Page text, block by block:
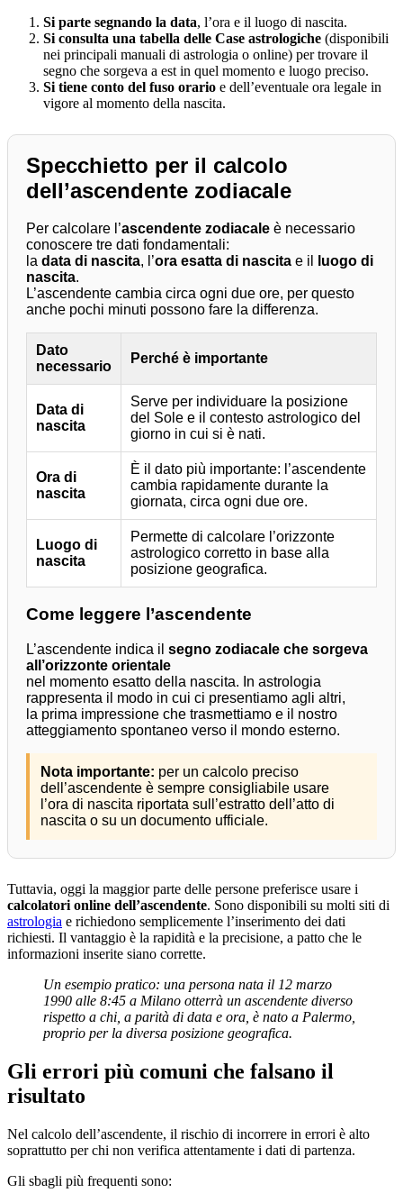
Si parte segnando la data, l’ora e il luogo di nascita.
Si consulta una tabella delle Case astrologiche (disponibili
nei principali manuali di astrologia o online) per trovare il
segno che sorgeva a est in quel momento e luogo preciso.
Si tiene conto del fuso orario e dell’eventuale ora legale in
vigore al momento della nascita.
Specchietto per il calcolo
dell’ascendente zodiacale
Per calcolare l’ascendente zodiacale è necessario
conoscere tre dati fondamentali:
la data di nascita, l’ora esatta di nascita e il
luogo di
nascita.
L’ascendente cambia circa ogni due ore, per questo
anche pochi minuti possono fare la differenza.
Dato
necessario
Perché è importante
Data di
nascita
Serve per individuare la posizione
del Sole e il contesto astrologico del
giorno in cui si è nati.
Ora di
nascita
È il dato più importante: l’ascendente
cambia rapidamente durante la
giornata, circa ogni due ore.
Luogo di
nascita
Permette di calcolare l’orizzonte
astrologico corretto in base alla
posizione geografica.
Come leggere l’ascendente
L’ascendente indica il segno zodiacale che sorgeva
all’orizzonte orientale
nel momento esatto della nascita. In astrologia
rappresenta il modo in cui ci presentiamo agli altri,
la prima impressione che trasmettiamo e il nostro
atteggiamento spontaneo verso il mondo esterno.
Nota importante: per un calcolo preciso
dell’ascendente è sempre consigliabile usare
l’ora di nascita riportata sull’estratto dell’atto di
nascita o su un documento ufficiale.
Tuttavia, oggi la maggior parte delle persone preferisce usare i
calcolatori online dell’ascendente. Sono disponibili su molti siti di
astrologia e richiedono semplicemente l’inserimento dei dati
richiesti. Il vantaggio è la rapidità e la precisione, a patto che le
informazioni inserite siano corrette.
Un esempio pratico: una persona nata il 12 marzo
1990 alle 8:45 a Milano otterrà un ascendente diverso
rispetto a chi, a parità di data e ora, è nato a Palermo,
proprio per la diversa posizione geografica.
Gli errori più comuni che falsano il
risultato
Nel calcolo dell’ascendente, il rischio di incorrere in errori è alto
soprattutto per chi non verifica attentamente i dati di partenza.
Gli sbagli più frequenti sono: